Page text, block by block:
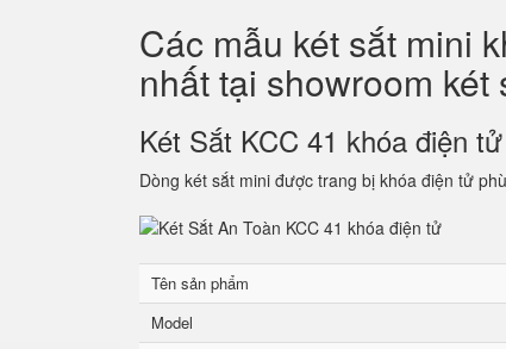
Các mẫu két sắt mini
nhất tại showroom két
Két Sắt KCC 41 khóa điện tử
Dòng két sắt mini được trang bị khóa điện tử
Tên sản phẩm
Model